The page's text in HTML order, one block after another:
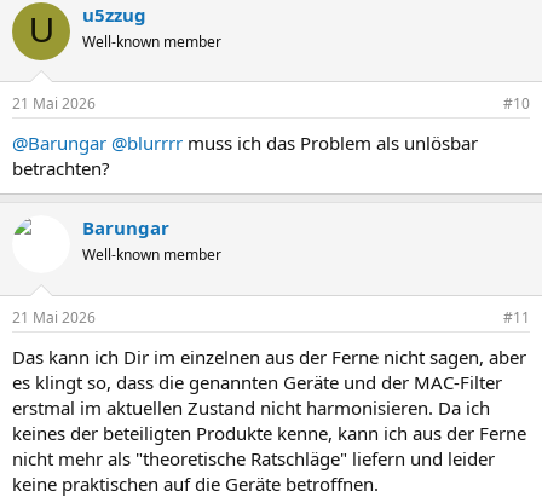
U u5zzug
Well-known member
21 Mai 2026 #10
@Barungar @blurrrr muss ich das Problem als unlösbar
betrachten?
Barungar
Well-known member
21 Mai 2026 #11
Das kann ich Dir im einzelnen aus der Ferne nicht sagen, aber
es klingt so, dass die genannten Geräte und der MAC-Filter
erstmal im aktuellen Zustand nicht harmonisieren. Da ich
keines der beteiligten Produkte kenne, kann ich aus der Ferne
nicht mehr als "theoretische Ratschläge" liefern und leider
keine praktischen auf die Geräte betroffnen.